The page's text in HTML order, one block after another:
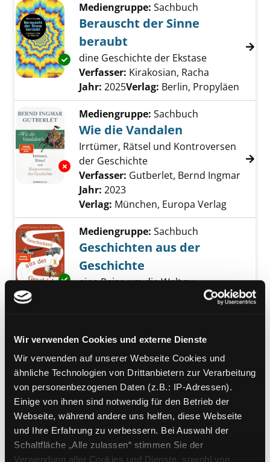
Wir verwenden Cookies und externe Dienste
Wir verwenden auf unserer Webseite Cookies und
ähnliche Technologien von Drittanbietern zur Verarbeitung
von personenbezogenen Daten (z.B.: IP-Adressen).
Einige von ihnen sind notwendig für den Betrieb der
Webseite, während andere uns helfen, diese Webseite
und Ihre Erfahrung zu verbessern. Bei Auswahl der
Schaltfläche „Alle zulassen“ stimmen Sie der
Verwendung aller Cookies und Dienste, sowohl von
Exemplar-Details von Berauscht der Sinne
Mediengruppe: Sachbuch
Berauscht der Sinne
beraubt
dine Geschichte der Ekstase
Verfasser: Kirakosian, Racha
Jahr: 2025Verlag: Berlin, Propyläen
Exemplar-Details von Wie die Vandalen
Mediengruppe: Sachbuch
Wie die Vandalen
Irrtümer, Rätsel und Kontroversen
der Geschichte
Verfasser: Gutberlet, Bernd Ingmar
Jahr: 2023
Verlag: München, Europa Verlag
Exemplar-Details von Geschichten aus der
Mediengruppe: Sachbuch
Geschichten aus der
Geschichte
eine Reise um die Welt zu
Entdeckungen
Verfasser: Hemmer, Richard ;
Meßner, DanielSuche nach diesem
Jahr:2023
Verlag: München, Piper-Verl.
Mediengruppe: Sachbuch
Zwischen Erde und Himmel
Klima - eine Menschheitsgeschichte